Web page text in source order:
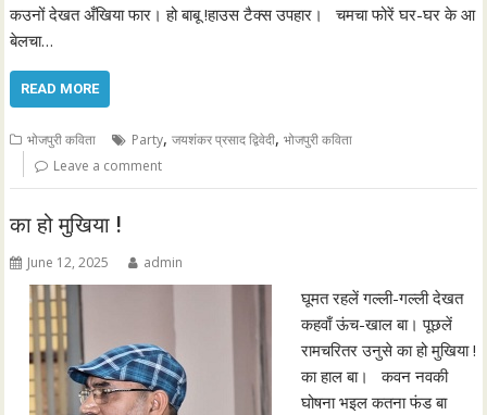
कउनों देखत अँखिया फार। हो बाबू !हाउस टैक्स उपहार। चमचा फोरें घर-घर के आ
बेलचा…
READ MORE
भोजपुरी कविता Party,जयशंकर प्रसाद द्विवेदी,भोजपुरी कविता
Leave a comment
का हो मुखिया !
June 12, 2025 admin
घूमत रहलें गल्ली-गल्ली देखत
कहवाँ ऊंच-खाल बा। पूछलें
रामचरितर उनुसे का हो मुखिया !
का हाल बा। कवन नवकी
घोषना भइल कतना फंड बा